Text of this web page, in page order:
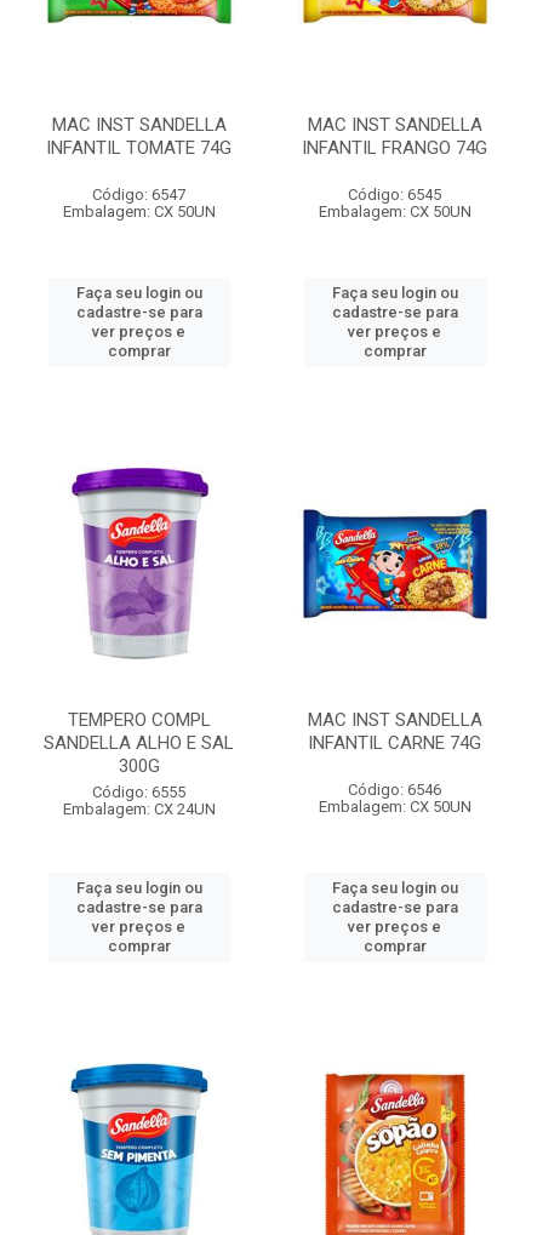
MAC INST SANDELLA
INFANTIL TOMATE 74G
Código: 6547
Embalagem: CX 50UN
Faça seu login ou
cadastre-se para
ver preços e
comprar
MAC INST SANDELLA
INFANTIL FRANGO 74G
Código: 6545
Embalagem: CX 50UN
Faça seu login ou
cadastre-se para
ver preços e
comprar
TEMPERO COMPL
SANDELLA ALHO E SAL
300G
Código: 6555
Embalagem: CX 24UN
Faça seu login ou
cadastre-se para
ver preços e
comprar
MAC INST SANDELLA
INFANTIL CARNE 74G
Código: 6546
Embalagem: CX 50UN
Faça seu login ou
cadastre-se para
ver preços e
comprar